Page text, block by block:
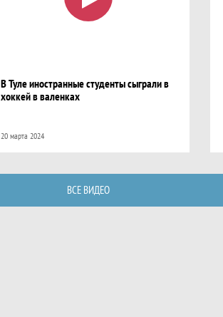
В Туле иностранные студенты сыграли в
хоккей в валенках
20 марта 2024
ВСЕ ВИДЕО